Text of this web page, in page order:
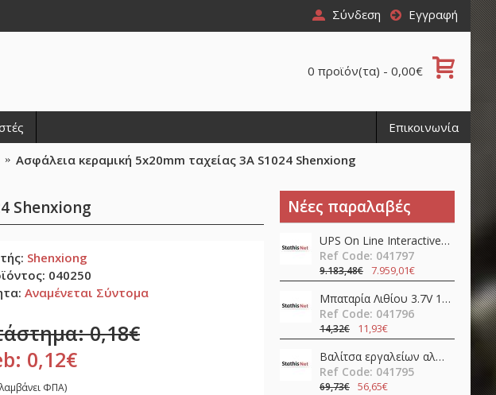
Σύνδεση Εγγραφή
0 προϊόν(τα) - 0,00€
Επικοινωνία
Ασφάλεια κεραμική 5x20mm ταχείας 3Α S1024 Shenxiong
Νέες παραλαβές
UPS On Line Interactive 30000VA 30kW Τριφασικό / Μονοφασικό με 72 Μπαταρίες IST7-30KVA AEC
Ref Code: 041797
9.183,48€ 7.959,01€
Μπαταρία Λιθίου 3.7V 18650 3400mAh Li-Ion με προστασία & Type-C RC34 Speras
Ref Code: 041796
14,32€ 11,93€
Βαλίτσα εργαλείων αλουμινίου 11pcs TS01-P07 QuickFix Toolkit Teslong
Ref Code: 041795
69,73€ 56,65€
Shenxiong
Shenxiong
040250
Αναμένεται Σύντομα
0,18€
0,12€
ΦΠΑ)